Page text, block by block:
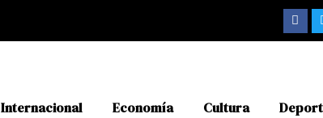
F
a
c
Internacional Economía Cultura